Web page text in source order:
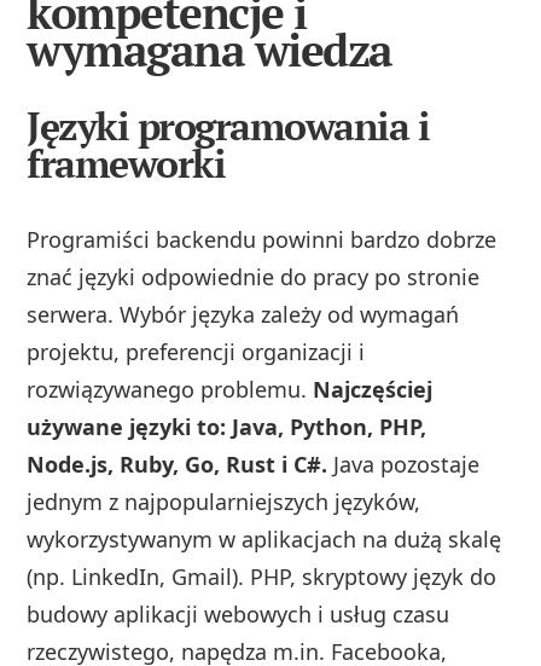
kompetencje i
wymagana wiedza
Języki programowania i
frameworki
Programiści backendu powinni bardzo dobrze
znać języki odpowiednie do pracy po stronie
serwera. Wybór języka zależy od wymagań
projektu, preferencji organizacji i
rozwiązywanego problemu. Najczęściej
używane języki to: Java, Python, PHP,
Node.js, Ruby, Go, Rust i C#. Java pozostaje
jednym z najpopularniejszych języków,
wykorzystywanym w aplikacjach na dużą skalę
(np. LinkedIn, Gmail). PHP, skryptowy język do
budowy aplikacji webowych i usług czasu
rzeczywistego, napędza m.in. Facebooka,